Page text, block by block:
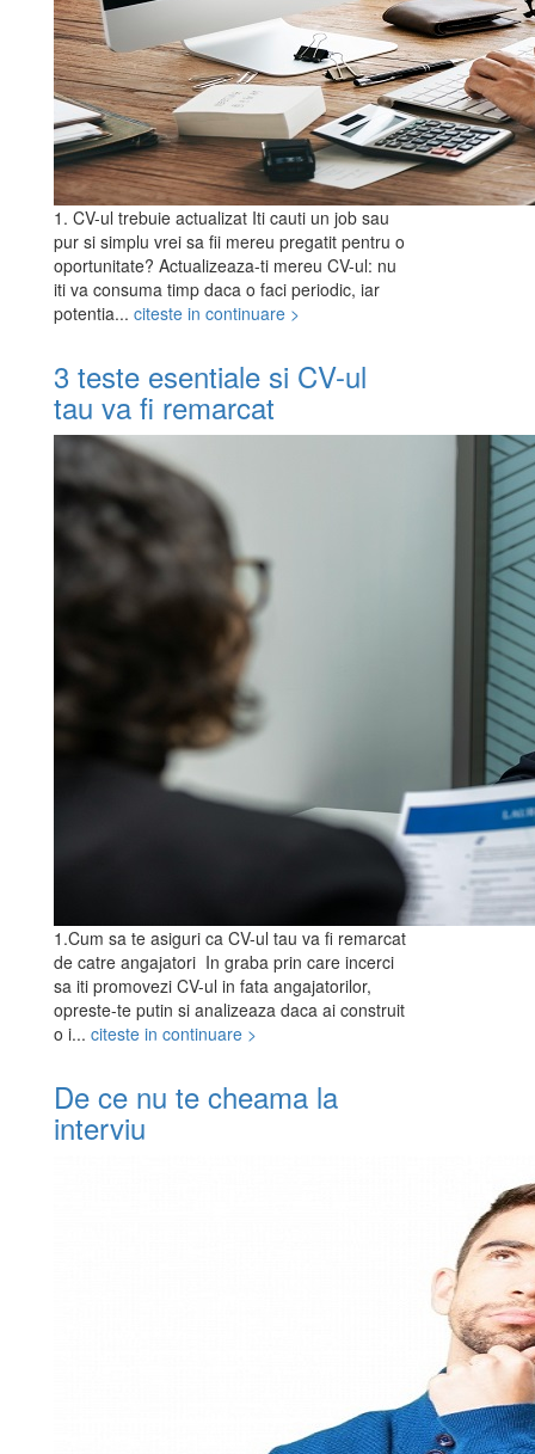
1. CV-ul trebuie actualizat Iti cauti un job sau
pur si simplu vrei sa fii mereu pregatit pentru o
oportunitate? Actualizeaza-ti mereu CV-ul: nu
iti va consuma timp daca o faci periodic, iar
potentia... citeste in continuare >
3 teste esentiale si CV-ul
tau va fi remarcat
1.Cum sa te asiguri ca CV-ul tau va fi remarcat
de catre angajatori In graba prin care incerci
sa iti promovezi CV-ul in fata angajatorilor,
opreste-te putin si analizeaza daca ai construit
o i... citeste in continuare >
De ce nu te cheama la
interviu